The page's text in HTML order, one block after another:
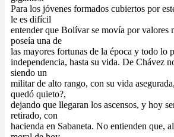
Para los jóvenes formados cubiertos por
le es difícil
entender que Bolívar se movía por valores
poseía una de
las mayores fortunas de la época y todo lo
independencia, hasta su vida. De Chávez
siendo un
militar de alto rango, con su vida
quedó quieto?,
dejando que llegaran los ascensos, y hoy
retirado, con
hacienda en Sabaneta. No entienden que,